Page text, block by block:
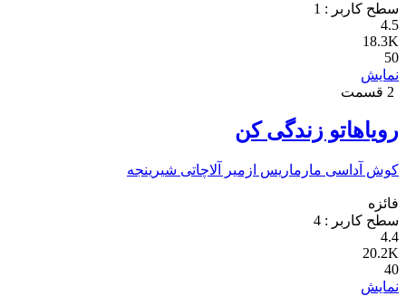
سطح کاربر : 1
4.5
18.3K
50
نمایش
2 قسمت
رویاهاتو زندگی کن
کوش آداسی مارماریس ازمیر آلاچاتی شیرینجه
فائزه
سطح کاربر : 4
4.4
20.2K
40
نمایش